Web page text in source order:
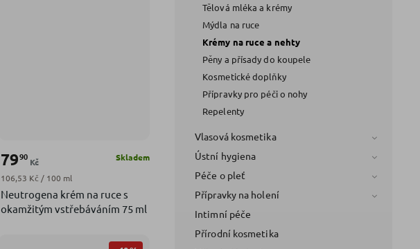
Tělová mléka a krémy
Mýdla na ruce
Krémy na ruce a nehty
Pěny a přísady do koupele
Kosmetické doplňky
Přípravky pro péči o nohy
Repelenty
Vlasová kosmetika
Ústní hygiena
Péče o pleť
Přípravky na holení
Intimní péče
Přírodní kosmetika
Neutrogena krém na ruce s
okamžitým vstřebáváním 75 ml
Skladem
7990
Kč
Měrná cena:
106,53 Kč / 100 ml